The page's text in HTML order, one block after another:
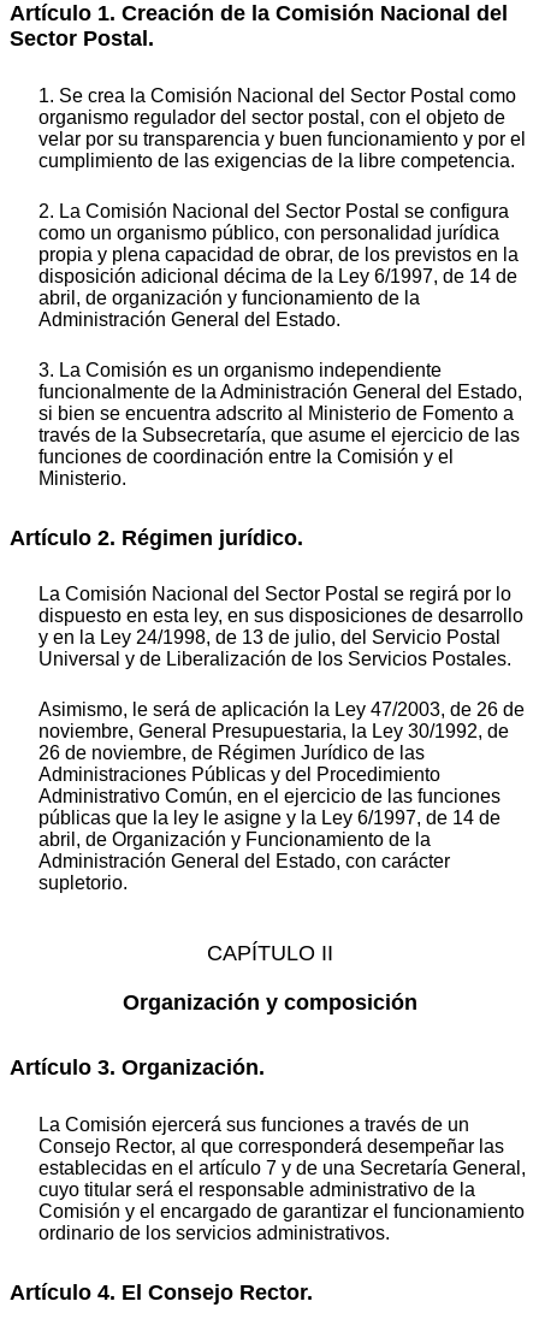
Artículo 1. Creación de la Comisión Nacional del
Sector Postal.
1. Se crea la Comisión Nacional del Sector Postal como
organismo regulador del sector postal, con el objeto de
velar por su transparencia y buen funcionamiento y por el
cumplimiento de las exigencias de la libre competencia.
2. La Comisión Nacional del Sector Postal se configura
como un organismo público, con personalidad jurídica
propia y plena capacidad de obrar, de los previstos en la
disposición adicional décima de la Ley 6/1997, de 14 de
abril, de organización y funcionamiento de la
Administración General del Estado.
3. La Comisión es un organismo independiente
funcionalmente de la Administración General del Estado,
si bien se encuentra adscrito al Ministerio de Fomento a
través de la Subsecretaría, que asume el ejercicio de las
funciones de coordinación entre la Comisión y el
Ministerio.
Artículo 2. Régimen jurídico.
La Comisión Nacional del Sector Postal se regirá por lo
dispuesto en esta ley, en sus disposiciones de desarrollo
y en la Ley 24/1998, de 13 de julio, del Servicio Postal
Universal y de Liberalización de los Servicios Postales.
Asimismo, le será de aplicación la Ley 47/2003, de 26 de
noviembre, General Presupuestaria, la Ley 30/1992, de
26 de noviembre, de Régimen Jurídico de las
Administraciones Públicas y del Procedimiento
Administrativo Común, en el ejercicio de las funciones
públicas que la ley le asigne y la Ley 6/1997, de 14 de
abril, de Organización y Funcionamiento de la
Administración General del Estado, con carácter
supletorio.
CAPÍTULO II
Organización y composición
Artículo 3. Organización.
La Comisión ejercerá sus funciones a través de un
Consejo Rector, al que corresponderá desempeñar las
establecidas en el artículo 7 y de una Secretaría General,
cuyo titular será el responsable administrativo de la
Comisión y el encargado de garantizar el funcionamiento
ordinario de los servicios administrativos.
Artículo 4. El Consejo Rector.